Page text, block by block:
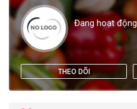
Đang hoạt động
THEO DÕI